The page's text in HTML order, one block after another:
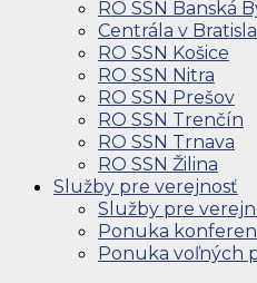
RO SSN Banská
Centrála v
RO SSN Košice
RO SSN Nitra
RO SSN Prešov
RO SSN Trenčín
RO SSN Trnava
RO SSN Žilina
Služby pre verejnosť
Služby pre
Ponuka
Ponuka voľných